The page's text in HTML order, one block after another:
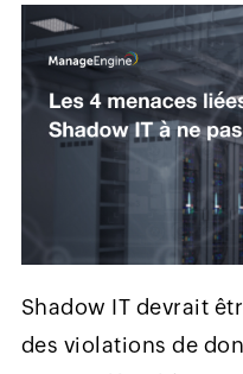
Shadow IT devrait
des violations de